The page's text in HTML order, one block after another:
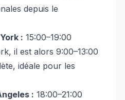
depuis le
: 15:00–19:00
il est alors 9:00–13:00
idéale pour les
: 18:00–21:00